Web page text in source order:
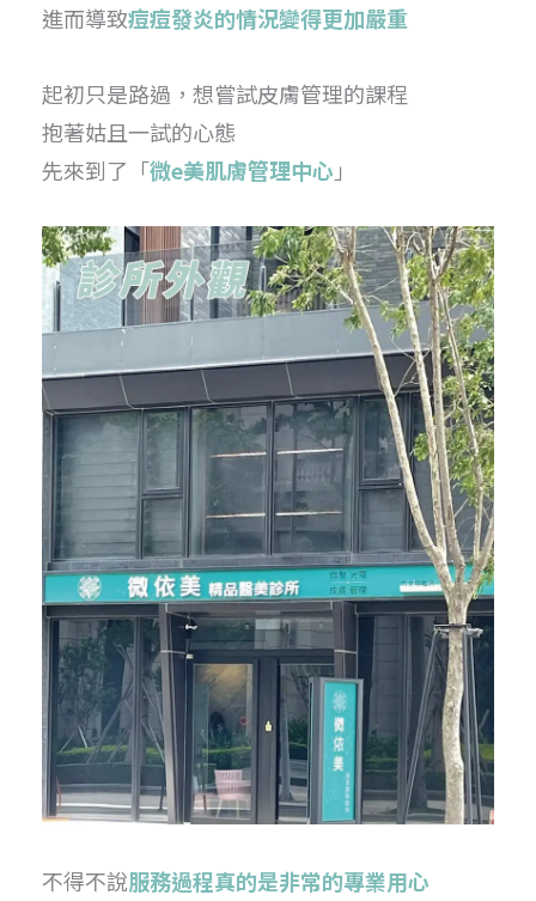
進而導致痘痘發炎的情況變得更加嚴重
起初只是路過，想嘗試皮膚管理的課程
抱著姑且一試的心態
先來到了「微e美肌膚管理中心 」
不得不說服務過程真的是非常的專業用心